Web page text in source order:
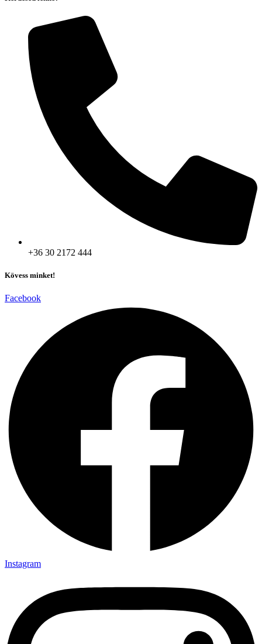
+36 30 2172 444
Kövess minket!
Facebook
Instagram